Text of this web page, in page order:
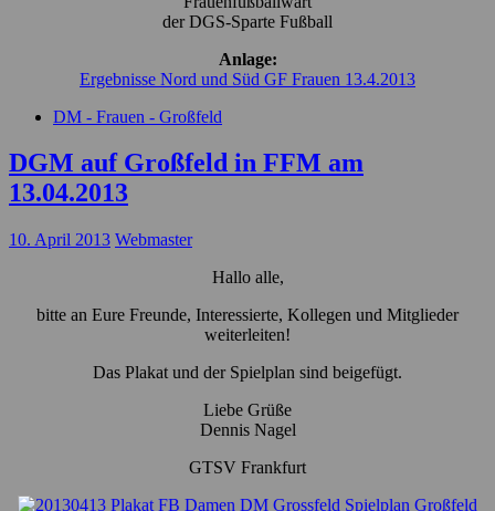
der DGS-Sparte Fußball
Anlage:
Ergebnisse Nord und Süd GF Frauen 13.4.2013
DM - Frauen - Großfeld
DGM auf Großfeld in FFM am
13.04.2013
10. April 2013 Webmaster
Hallo alle,
bitte an Eure Freunde, Interessierte, Kollegen und Mitglieder
weiterleiten!
Das Plakat und der Spielplan sind beigefügt.
Liebe Grüße
Dennis Nagel
GTSV Frankfurt
Spielplan Großfeld